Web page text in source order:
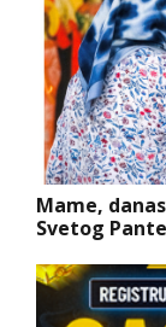
Mame,
Svetog